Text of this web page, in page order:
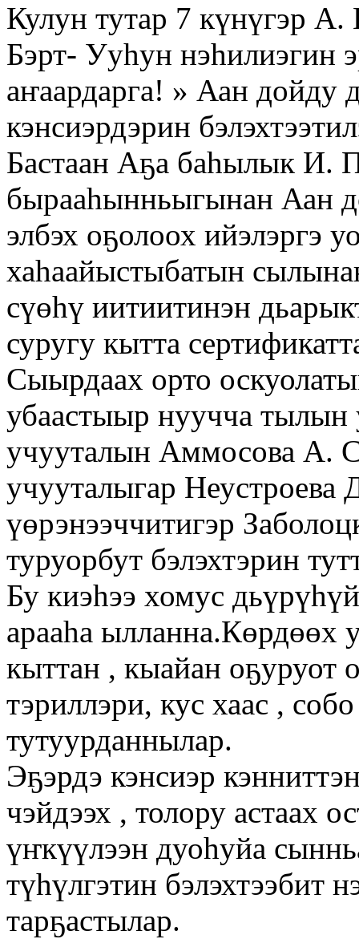
Кулун тутар 7 күнүгэр
Бэрт- Ууһун нэһилиэгин
аҥаардарга! » Аан дойду
кэнсиэрдэрин
Бастаан Аҕа баһылык И.
бырааһынньыгынан Аан
элбэх оҕолоох ийэлэргэ
хаһаайыстыбатын
сүөһү иитиитинэн
суругу кытта
Сыырдаах орто
убаастыыр нуучча тылын
учууталын Аммосова А.
учууталыгар
үөрэнээччитигэр
туруорбут бэлэхтэрин
Бу киэһээ хомус
арааһа ылланна.Көрдөөх
кыттан , кыайан оҕуруот
тэриллэри, кус хаас ,
тутуурданнылар.
Эҕэрдэ кэнсиэр
чэйдээх , толору астаах
үҥкүүлээн дуоһуйа
түһүлгэтин бэлэхтээбит
тарҕастылар.